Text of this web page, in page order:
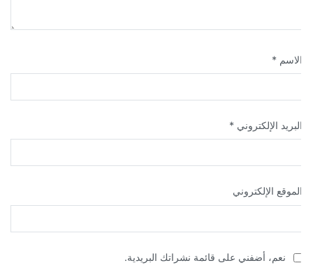
*
الإلكتروني*
الإلكتروني
نعم، أضفني على قائمة نشراتك البريدية.